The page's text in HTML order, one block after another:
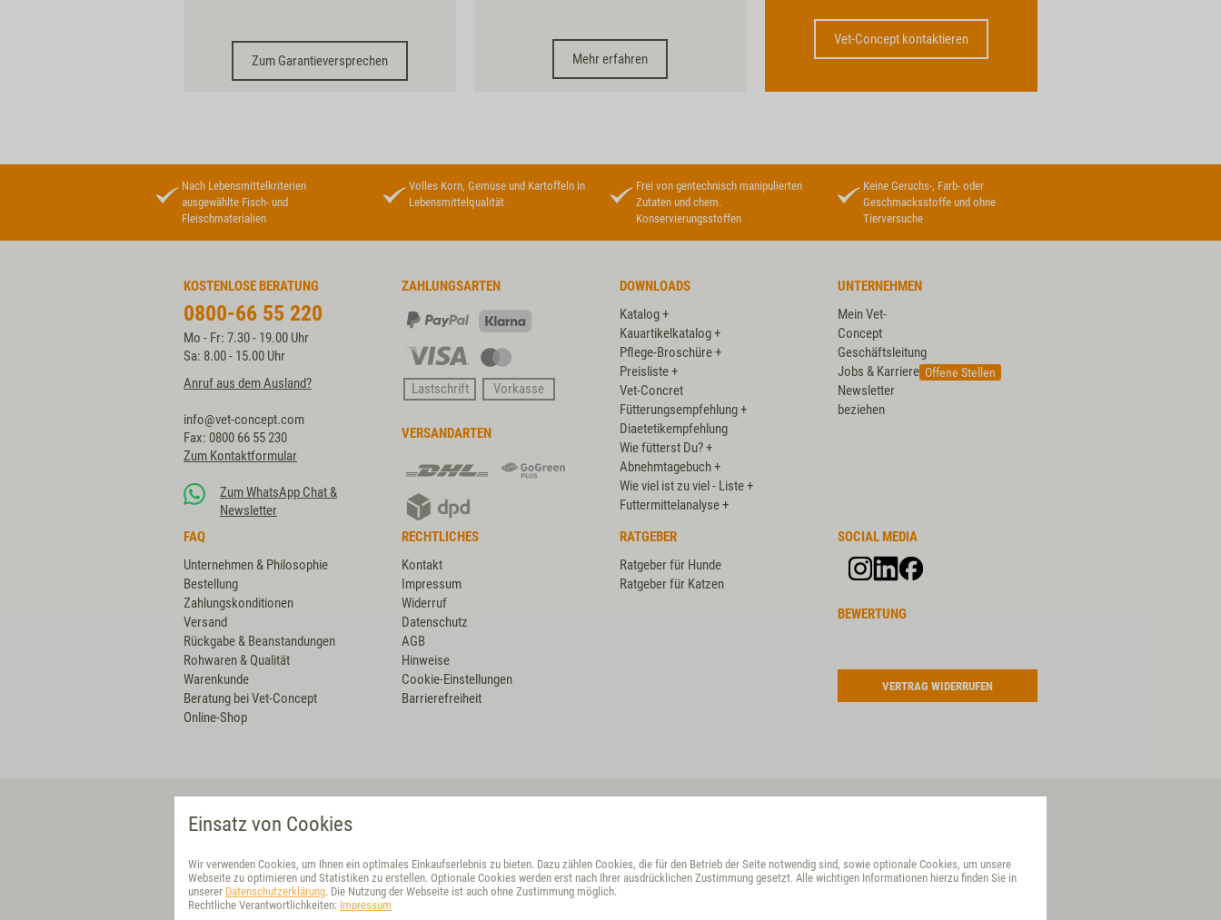
Einsatz von Cookies
Wir verwenden Cookies, um Ihnen ein optimales Einkaufserlebnis zu bieten. Dazu zählen Cookies, die für den Betrieb der Seite notwendig sind, sowie optionale Cookies, um unsere
Webseite zu optimieren und Statistiken zu erstellen. Optionale Cookies werden erst nach Ihrer ausdrücklichen Zustimmung gesetzt. Alle wichtigen Informationen hierzu finden Sie in
unserer Datenschutzerklärung. Die Nutzung der Webseite ist auch ohne Zustimmung möglich.
Rechtliche Verantwortlichkeiten: Impressum
Zum Garantieversprechen Mehr erfahren
Vet-Concept kontaktieren
Nach Lebensmittelkriterien
ausgewählte Fisch- und
Fleischmaterialien
Volles Korn, Gemüse und Kartoffeln in
Lebensmittelqualität
Frei von gentechnisch manipulierten
Zutaten und chem.
Konservierungsstoffen
Keine Geruchs-, Farb- oder
Geschmacksstoffe und ohne
Tierversuche
KOSTENLOSE BERATUNG
0800-66 55 220
Mo - Fr: 7.30 - 19.00 Uhr
Sa: 8.00 - 15.00 Uhr
Anruf aus dem Ausland?
info@vet-concept.com
Fax: 0800 66 55 230
Zum Kontaktformular
Zum WhatsApp Chat &
Newsletter
ZAHLUNGSARTEN
PayPal
Visa
Lastschrift
Vorkasse
VERSANDARTEN
DHL
DHL
GoGreen
DPD
DOWNLOADS
Katalog +
Kauartikelkatalog +
Pflege-Broschüre +
Preisliste +
Vet-Concret
Fütterungsempfehlung +
Diaetetikempfehlung
Wie fütterst Du? +
Abnehmtagebuch +
Wie viel ist zu viel - Liste +
Futtermittelanalyse +
UNTERNEHMEN
Mein Vet-
Concept
Geschäftsleitung
Jobs & Karriere Offene Stellen
Newsletter
beziehen
FAQ
Unternehmen & Philosophie
Bestellung
Zahlungskonditionen
Versand
Rückgabe & Beanstandungen
Rohwaren & Qualität
Warenkunde
Beratung bei Vet-Concept
Online-Shop
RECHTLICHES
Kontakt
Impressum
Widerruf
Datenschutz
AGB
Hinweise
Cookie-Einstellungen
Barrierefreiheit
RATGEBER
Ratgeber für Hunde
Ratgeber für Katzen
SOCIAL MEDIA
BEWERTUNG
VERTRAG WIDERRUFEN
Partner-Shop
Netherlands
Croatia